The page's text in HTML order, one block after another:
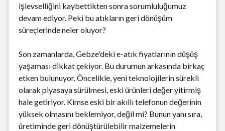
işlevselliğini kaybettikten sonra sorumluluğumuz
devam ediyor. Peki bu atıkların geri dönüşüm
süreçlerinde neler oluyor?
Son zamanlarda, Gebze'deki e-atık fiyatlarının düşüş
yaşaması dikkat çekiyor. Bu durumun arkasında birkaç
etken bulunuyor. Öncelikle, yeni teknolojilerin sürekli
olarak piyasaya sürülmesi, eski ürünleri değer yitirmiş
hale getiriyor. Kimse eski bir akıllı telefonun değerinin
yüksek olmasını beklemiyor, değil mi? Bunun yanı sıra,
üretiminde geri dönüştürülebilir malzemelerin